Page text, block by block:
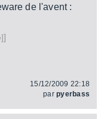
de l'avent :
]
15/12/2009 22:18
parpyerbass